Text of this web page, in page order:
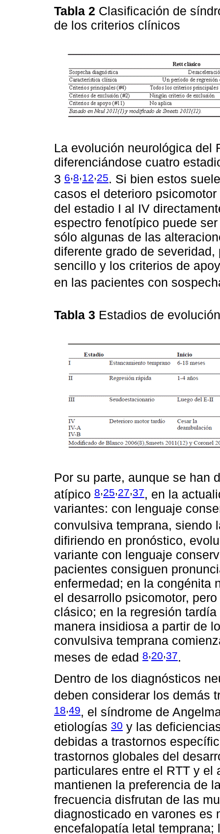
Tabla 2 Clasificación de
de los criterios clínicos
La evolución neurológica del
diferenciándose cuatro
3 6,8,12,25. Si bien estos
casos el deterioro
del estadio I al IV
espectro fenotípico puede
sólo algunas de las
diferente grado de
sencillo y los criterios de
en las pacientes con
Tabla 3 Estadios de
Por su parte, aunque se han
atípico 8,25,27,37, en la
variantes: con lenguaje
convulsiva temprana, siendo
difiriendo en pronóstico,
variante con lenguaje
pacientes consiguen
enfermedad; en la congénita
el desarrollo psicomotor,
clásico; en la regresión
manera insidiosa a partir de
convulsiva temprana
meses de edad 8,20,37.
Dentro de los diagnósticos
deben considerar los demás
18,49, el síndrome de
etiologías 30 y las
debidas a trastornos
trastornos globales del
particulares entre el RTT y el
mantienen la preferencia de
frecuencia disfrutan de las
diagnosticado en varones es
encefalopatía letal